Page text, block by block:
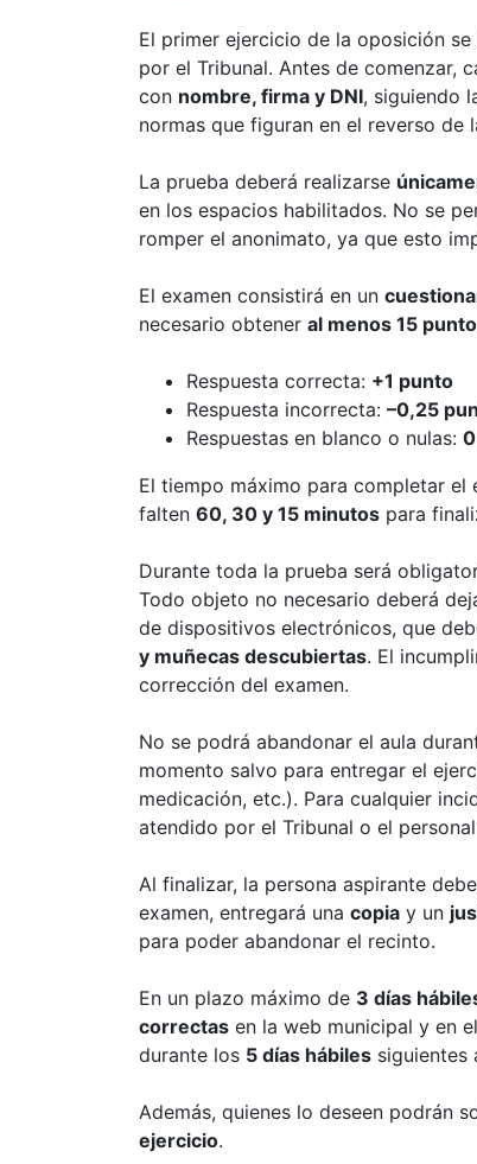
El primer ejercicio de la oposición
por el Tribunal. Antes de comenzar,
con nombre, firma y DNI, siguiendo
normas que figuran en el reverso de
La prueba deberá realizarse
en los espacios habilitados. No se
romper el anonimato, ya que esto
El examen consistirá en un
necesario obtener al menos 15
Respuesta correcta: +1 punto
Respuesta incorrecta: –0,25
Respuestas en blanco o nulas:
El tiempo máximo para completar el
falten 60, 30 y 15 minutos para
Durante toda la prueba será
Todo objeto no necesario deberá
de dispositivos electrónicos, que
y muñecas descubiertas. El
corrección del examen.
No se podrá abandonar el aula
momento salvo para entregar el
medicación, etc.). Para cualquier
atendido por el Tribunal o el
Al finalizar, la persona aspirante
examen, entregará una copia y un
para poder abandonar el recinto.
En un plazo máximo de 3 días
correctas en la web municipal y en
durante los 5 días hábiles siguientes
Además, quienes lo deseen podrán
ejercicio.